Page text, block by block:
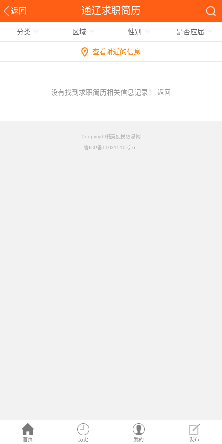
返回 通辽求职简历
首页 历史 我的 发布
分类 区域 性别 是否应届
查看附近的信息
没有找到求职简历相关信息记录！ 返回
©copyright铭竟便民信息网
鲁ICP备11031510号-6